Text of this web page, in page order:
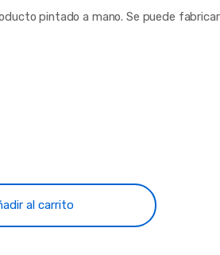
pintado a mano. Se puede
al carrito